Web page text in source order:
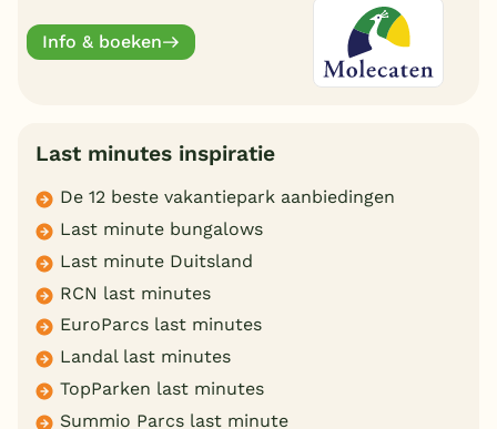
van de last minutes en geniet van een fijn
verblijf.
Info & boeken
Last minutes inspiratie
De 12 beste vakantiepark aanbiedingen
Last minute bungalows
Last minute Duitsland
RCN last minutes
EuroParcs last minutes
Landal last minutes
TopParken last minutes
Summio Parcs last minute